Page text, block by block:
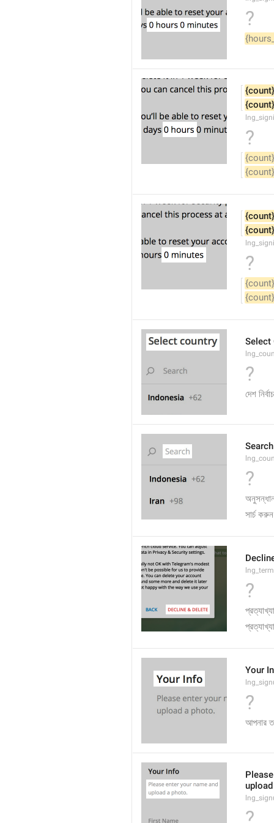
?
{count}
{count}
?
{count}
{count}
{count}
{count}
?
{count}
{count}
Select
?
দেশ
Search
?
সার্চ
?
Your
?
আপনার
?